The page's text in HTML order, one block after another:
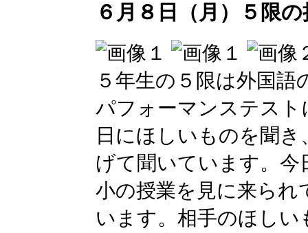
６月８日（月）５限
５年生の５限は外国
パフォーマンステスト
日にほしいものを聞
げて聞いています。今
小の授業を見に来られ
います。相手のほし